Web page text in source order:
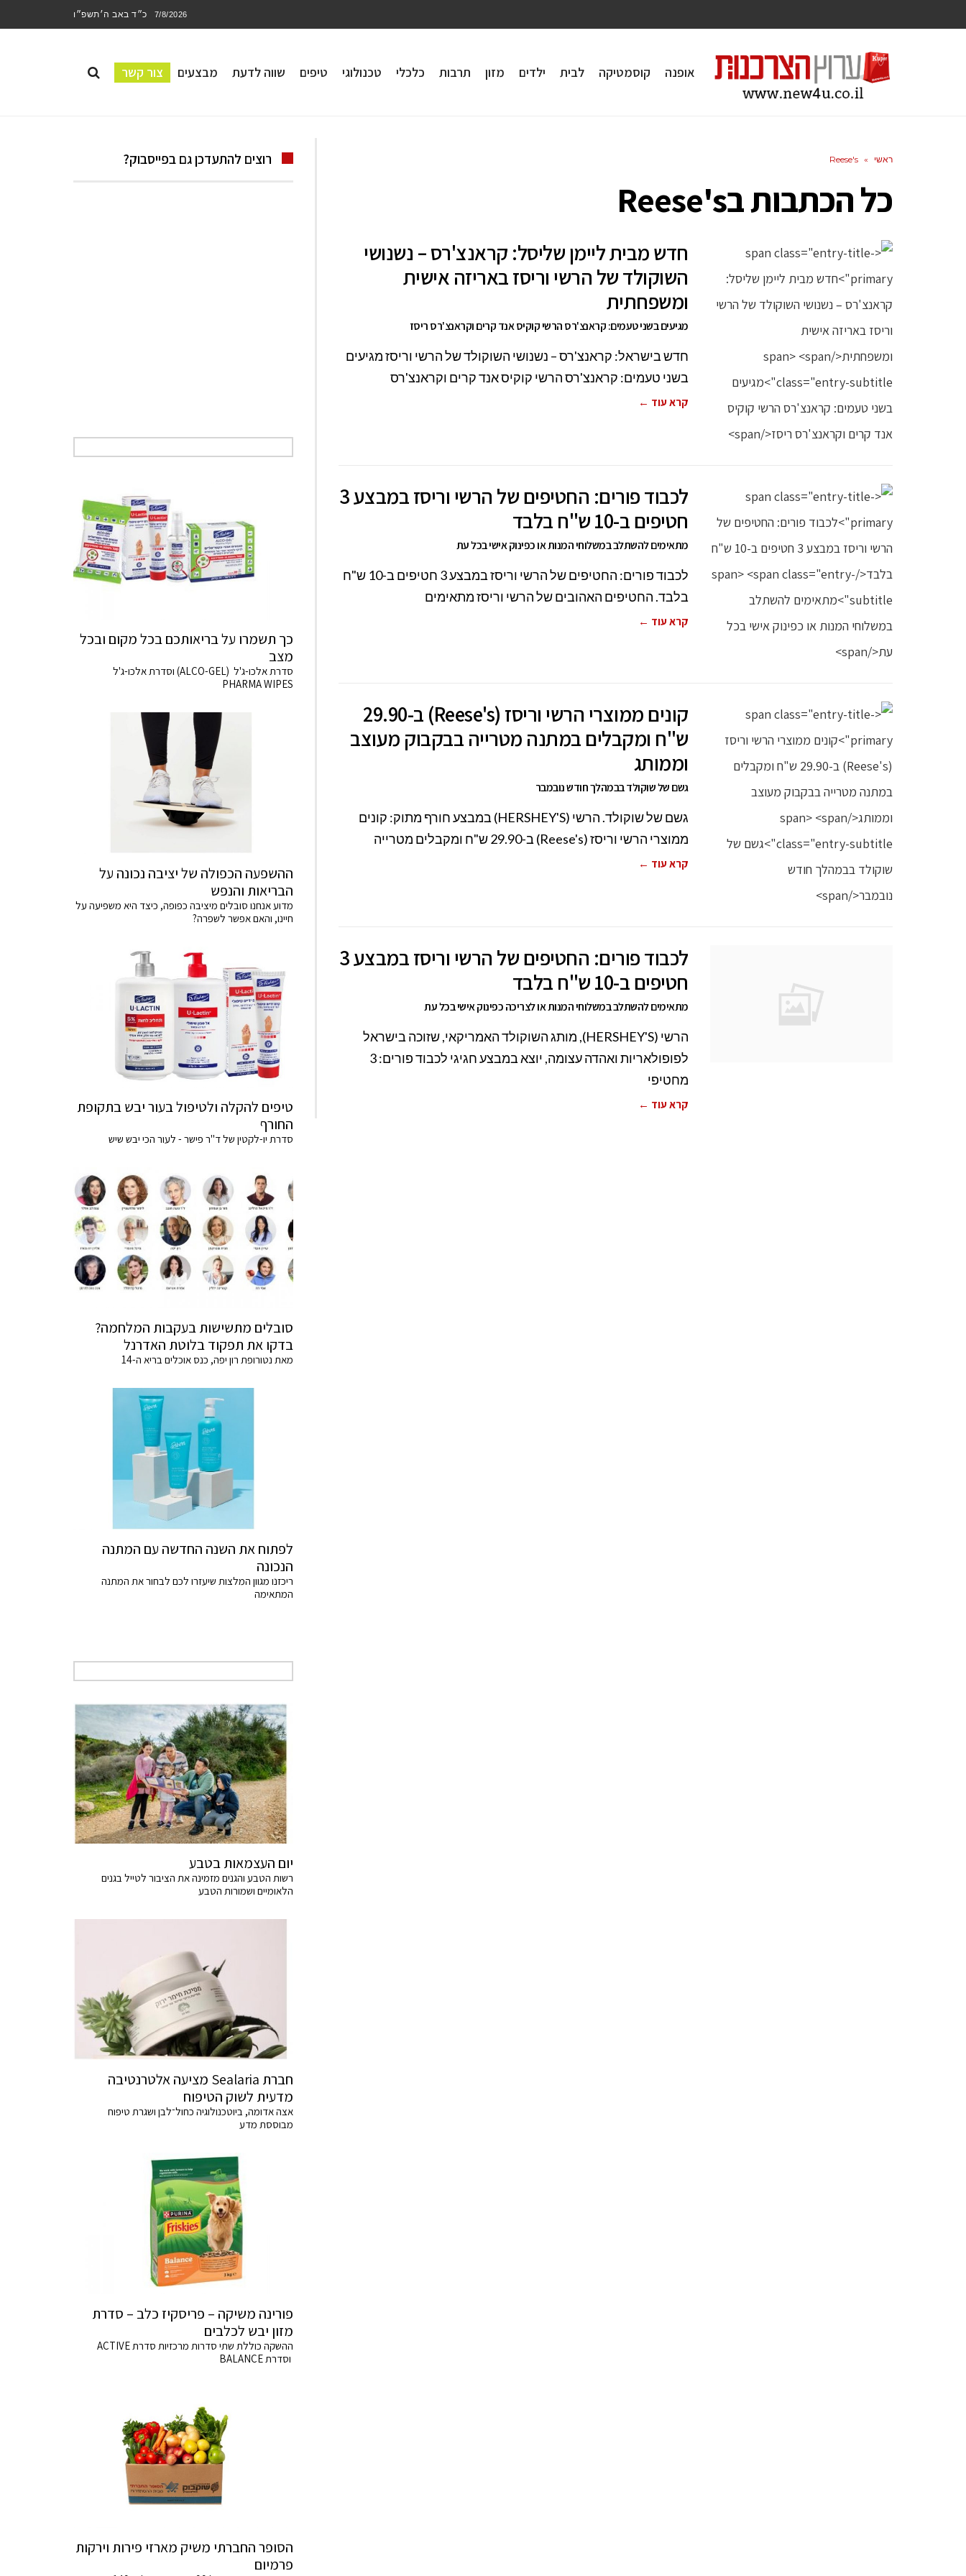
7/8/2026 כ״ד באב ה׳תשפ״ו
אופנה קוסמטיקה לבית ילדים מזון תרבות כלכלי טכנולוגי טיפים שווה לדעת מבצעים צור קשר
ראשי »
Reese's
כל הכתבות בReese's
חדש מבית ליימן שליסל: קראנצ'רס – נשנושי
השוקולד של הרשי וריסז באריזה אישית
ומשפחתית
מגיעים בשני טעמים: קראנצ'רס הרשי קוקיס אנד קרים וקראנצ'רס ריסז
חדש בישראל: קראנצ'רס – נשנושי השוקולד של הרשי וריסז מגיעים
בשני טעמים: קראנצ'רס הרשי קוקיס אנד קרים וקראנצ'רס
קרא עוד ←
לכבוד פורים: החטיפים של הרשי וריסז במבצע 3
חטיפים ב-10 ש"ח בלבד
מתאימים להשתלב במשלוחי המנות או כפינוק אישי בכל עת
לכבוד פורים: החטיפים של הרשי וריסז במבצע 3 חטיפים ב-10 ש"ח
בלבד. החטיפים האהובים של הרשי וריסז מתאימים
קרא עוד ←
קונים ממוצרי הרשי וריסז (Reese's) ב-29.90
ש"ח ומקבלים במתנה מטרייה בבקבוק מעוצב
וממותג
גשם של שוקולד בבמהלך חודש נובמבר
גשם של שוקולד. הרשי (HERSHEY'S) במבצע חורף מתוק: קונים
ממוצרי הרשי וריסז (Reese's) ב-29.90 ש"ח ומקבלים מטרייה
קרא עוד ←
לכבוד פורים: החטיפים של הרשי וריסז במבצע 3
חטיפים ב-10 ש"ח בלבד
מתאימים להשתלב במשלוחי המנות או לצריכה כפינוק אישי בכל עת
הרשי (HERSHEY'S), מותג השוקולד האמריקאי, שזוכה בישראל
לפופולאריות ואהדה עצומה, יוצא במבצע חגיגי לכבוד פורים: 3
מחטיפי
קרא עוד ←
רוצים להתעדכן גם בפייסבוק?
כך תשמרו על בריאותכם בכל מקום ובכל
מצב
סדרת אלכו-ג'ל (ALCO-GEL) וסדרת אלכו-ג'ל
PHARMA WIPES
ההשפעה הכפולה של יציבה נכונה על
הבריאות והנפש
מדוע אנחנו סובלים מיציבה כפופה, כיצד היא משפיעה על
חיינו, והאם אפשר לשפרה?
טיפים להקלה ולטיפול בעור יבש בתקופת
החורף
סדרת יו-לקטין של ד"ר פישר - לעור הכי יבש שיש
סובלים מתשישות בעקבות המלחמה?
בדקו את תפקוד בלוטת האדרנל
מאת נטורופת רון יפה, כנס אוכלים בריא ה-14
לפתוח את השנה החדשה עם המתנה
הנכונה
ריכזנו מגוון המלצות שיעזרו לכם לבחור את המתנה
המתאימה
יום העצמאות בטבע
רשות הטבע והגנים מזמינה את הציבור לטייל בגנים
הלאומיים ושמורות הטבע
חברת Sealaria מציעה אלטרנטיבה
מדעית לשוק הטיפוח
אצה אדומה, ביוטכנולוגיה כחול־לבן ושגרת טיפוח
מבוססת מדע
פורינה משיקה – פריסקיז כלב – סדרת
מזון יבש לכלבים
ההשקה כוללת שתי סדרות מרכזיות סדרת ACTIVE
וסדרת BALANCE
הסופר החברתי משיק מארזי פירות וירקות
פרמיום